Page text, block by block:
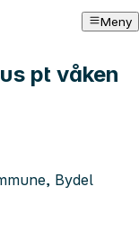
Meny
pt våken
Bydel